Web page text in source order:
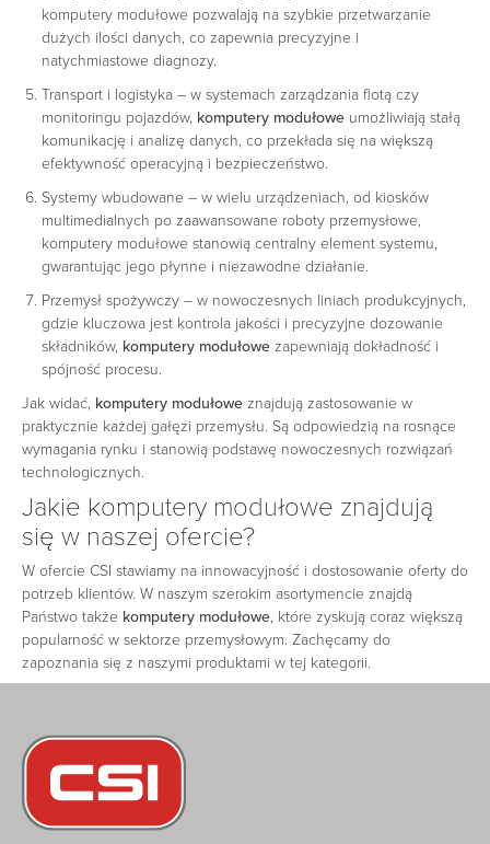
komputery modułowe pozwalają na szybkie przetwarzanie
dużych ilości danych, co zapewnia precyzyjne i
natychmiastowe diagnozy.
Transport i logistyka – w systemach zarządzania flotą czy
monitoringu pojazdów, komputery modułowe umożliwiają stałą
komunikację i analizę danych, co przekłada się na większą
efektywność operacyjną i bezpieczeństwo.
Systemy wbudowane – w wielu urządzeniach, od kiosków
multimedialnych po zaawansowane roboty przemysłowe,
komputery modułowe stanowią centralny element systemu,
gwarantując jego płynne i niezawodne działanie.
Przemysł spożywczy – w nowoczesnych liniach produkcyjnych,
gdzie kluczowa jest kontrola jakości i precyzyjne dozowanie
składników, komputery modułowe zapewniają dokładność i
spójność procesu.
Jak widać, komputery modułowe znajdują zastosowanie w
praktycznie każdej gałęzi przemysłu. Są odpowiedzią na rosnące
wymagania rynku i stanowią podstawę nowoczesnych rozwiązań
technologicznych.
Jakie komputery modułowe znajdują
się w naszej ofercie?
W ofercie CSI stawiamy na innowacyjność i dostosowanie oferty do
potrzeb klientów. W naszym szerokim asortymencie znajdą
Państwo także komputery modułowe, które zyskują coraz większą
popularność w sektorze przemysłowym. Zachęcamy do
zapoznania się z naszymi produktami w tej kategorii.